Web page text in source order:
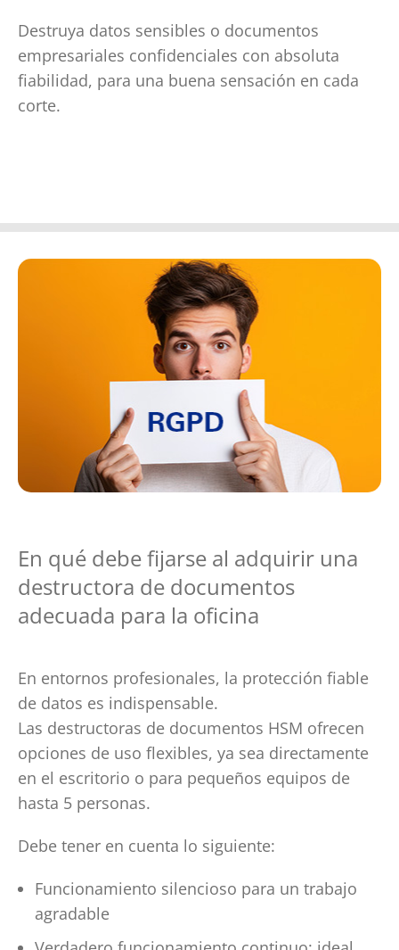
Destruya datos sensibles o documentos
empresariales confidenciales con absoluta
fiabilidad, para una buena sensación en cada
corte.
En qué debe fijarse al adquirir una
destructora de documentos
adecuada para la oficina
En entornos profesionales, la protección fiable
de datos es indispensable.
Las destructoras de documentos HSM ofrecen
opciones de uso flexibles, ya sea directamente
en el escritorio o para pequeños equipos de
hasta 5 personas.
Debe tener en cuenta lo siguiente:
Funcionamiento silencioso para un trabajo
agradable